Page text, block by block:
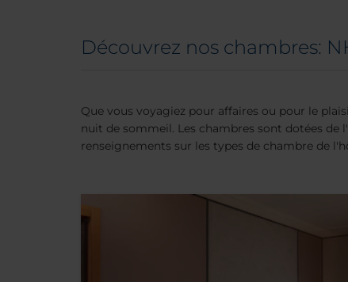
Découvrez nos chambres:
Que vous voyagiez pour affaires ou pour le
nuit de sommeil. Les chambres sont dotées
renseignements sur les types de chambre de